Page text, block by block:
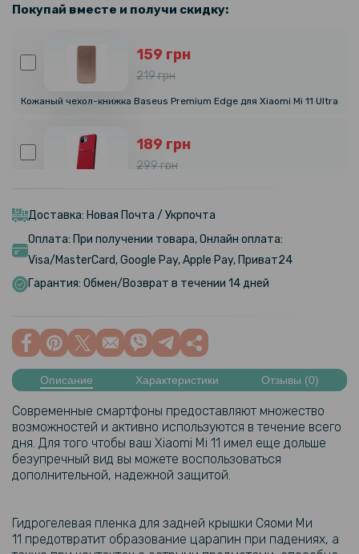
Покупай вместе и получи скидку:
159 грн
219 грн
Кожаный чехол-книжка Baseus Premium Edge для Xiaomi Mi 11 Ultra
189 грн
299 грн
Чехол накладка c-KU IQS Design для Xiaomi Mi 11
159 грн
199 грн
Противоударная гидрогелевая пленка Hydrogel Film для Xiaomi Mi
11, Transparent
109 грн
189 грн
Защитная рамка на заднюю камеру Epik Screen Saver для Xiaomi Mi
11
Доставка: Новая Почта / Укрпочта
Оплата: При получении товара, Онлайн оплата:
Visa/MasterCard, Google Pay, Apple Pay, Приват24
Гарантия: Обмен/Возврат в течении 14 дней
Описание Характеристики Отзывы (0)
Современные смартфоны предоставляют множество
возможностей и активно используются в течение всего
дня. Для того чтобы ваш Xiaomi Mi 11 имел еще дольше
безупречный вид вы можете воспользоваться
дополнительной, надежной защитой.
Гидрогелевая пленка для задней крышки Сяоми Mи
11 предотвратит образование царапин при падениях, а